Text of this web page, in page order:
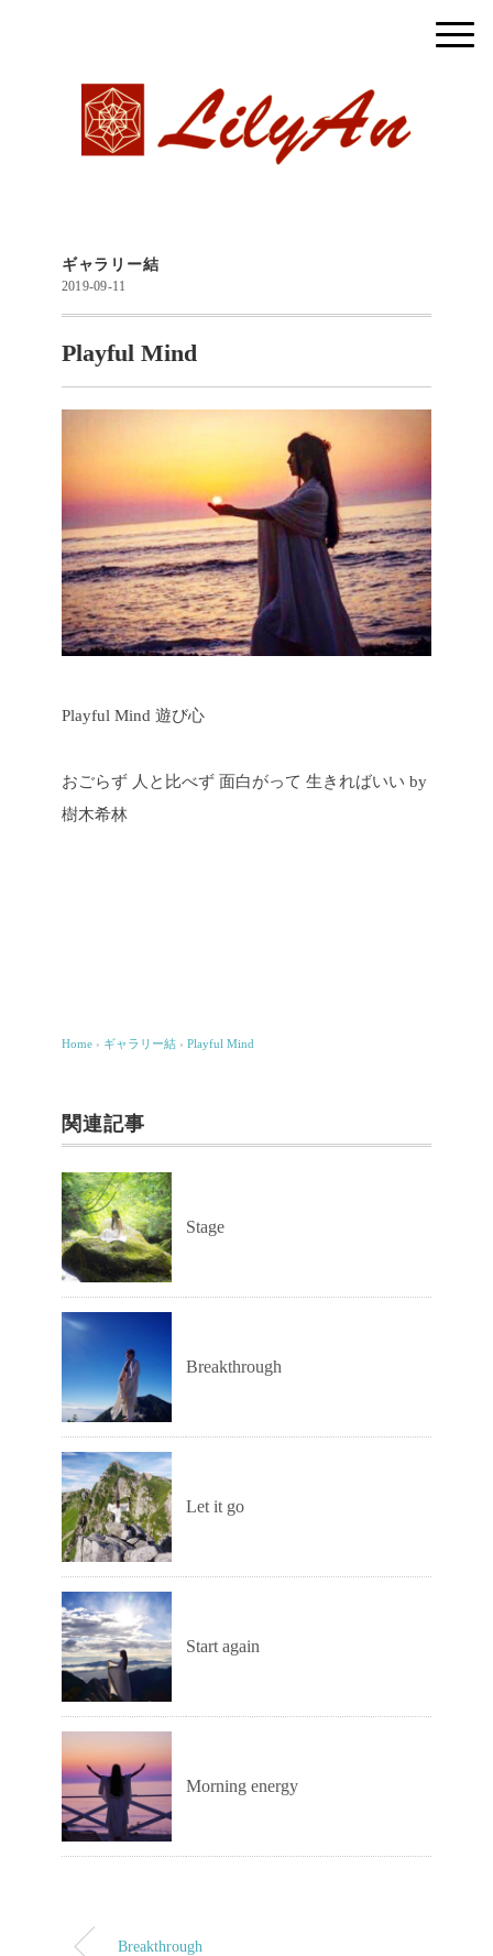
ギャラリー結
2019-09-11
Playful Mind
Playful Mind 遊び心
おごらず 人と比べず 面白がって 生きればいい by
樹木希林
Home › ギャラリー結 › Playful Mind
関連記事
Stage
Breakthrough
Let it go
Start again
Morning energy
Breakthrough